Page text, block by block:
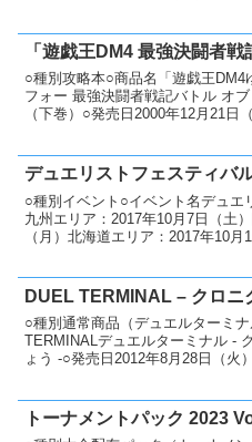
「遊戯王DM4 最強決闘者戦
○種別攻略本○商品名「遊戯王
フォー 最強決闘者戦記バトル オ
（下巻）○発売日2000年12月21
デュエリストフェスティバ
○種別イベント○イベント名デュエ
九州エリア：2017年10月7日（土
（月）北海道エリア：2017年10月
DUEL TERMINAL – クロ
○種別通常商品（デュエルターミ
TERMINALデュエルターミナル -
ょう -○発売日2012年8月28日（火
トーナメントパック 2023